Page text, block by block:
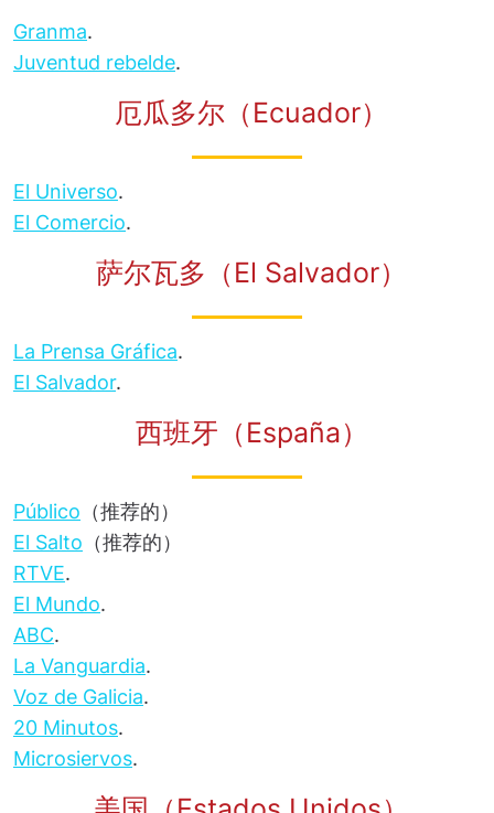
Granma.
Juventud rebelde.
厄瓜多尔（Ecuador）
El Universo.
El Comercio.
萨尔瓦多（El Salvador）
La Prensa Gráfica.
El Salvador.
西班牙（España）
Público （推荐的）
El Salto （推荐的）
RTVE.
El Mundo.
ABC.
La Vanguardia.
Voz de Galicia.
20 Minutos.
Microsiervos.